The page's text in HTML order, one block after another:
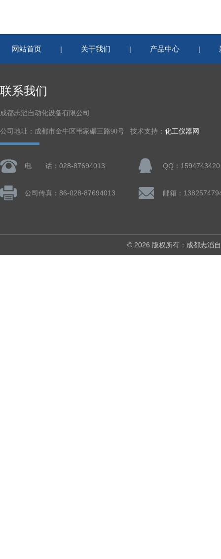
网站首页 | 关于我们 | 产品中心 |
联系我们
成都志滔自动化设备有限公司
公司地址：成都市金牛区韦家碾三路90号 技术支持： 化工仪器网
电 话：028-87694013 QQ：1594743420
公司传真：86-028-87694013
© 2026 版权所有：成都志滔